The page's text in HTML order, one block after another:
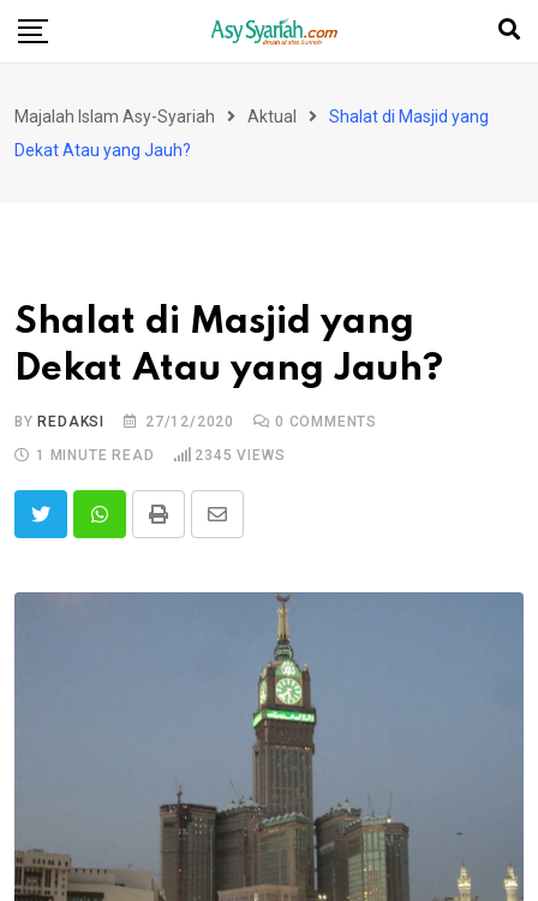
Skip
Majalah Islam Asy-Syariah Aktual
Shalat di Masjid yang
Dekat Atau yang Jauh?
Shalat di Masjid yang
Dekat Atau yang Jauh?
BYREDAKSI 27/12/2020 0 COMMENTS
1 MINUTE READ
2345 VIEWS
Print
Share
Email